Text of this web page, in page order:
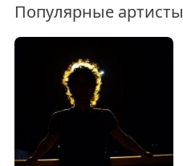
Популярные артисты